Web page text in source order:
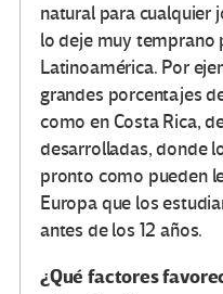
natural para cualquier
lo deje muy temprano
Latinoamérica. Por
grandes porcentajes
como en Costa Rica,
desarrolladas, donde
pronto como pueden
Europa que los
antes de los 12 años.
¿Qué factores